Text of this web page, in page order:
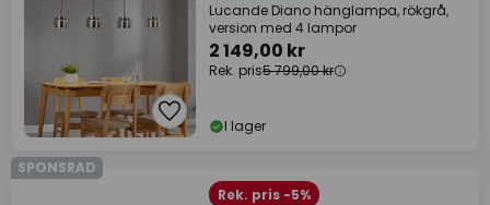
Lucande Diano hänglampa, rökgrå,
version med 4 lampor
2 149,00 kr
Rek. pris5 799,00 kr
I lager
SPONSRAD
Rek. pris -5%